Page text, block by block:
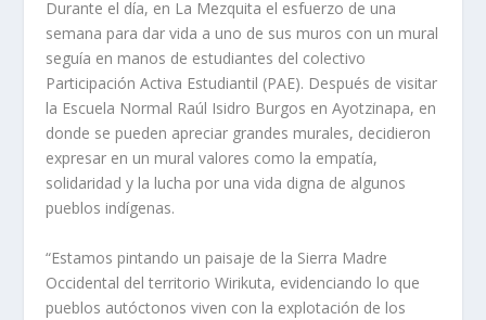
Durante el día, en La Mezquita el esfuerzo de una
semana para dar vida a uno de sus muros con un mural
seguía en manos de estudiantes del colectivo
Participación Activa Estudiantil (PAE). Después de visitar
la Escuela Normal Raúl Isidro Burgos en Ayotzinapa, en
donde se pueden apreciar grandes murales, decidieron
expresar en un mural valores como la empatía,
solidaridad y la lucha por una vida digna de algunos
pueblos indígenas.
“Estamos pintando un paisaje de la Sierra Madre
Occidental del territorio Wirikuta, evidenciando lo que
pueblos autóctonos viven con la explotación de los